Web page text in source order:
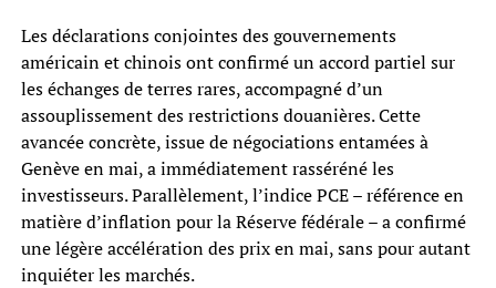
Les déclarations conjointes des gouvernements
américain et chinois ont confirmé un accord partiel sur
les échanges de terres rares, accompagné d’un
assouplissement des restrictions douanières. Cette
avancée concrète, issue de négociations entamées à
Genève en mai, a immédiatement rasséréné les
investisseurs. Parallèlement, l’indice PCE – référence en
matière d’inflation pour la Réserve fédérale – a confirmé
une légère accélération des prix en mai, sans pour autant
inquiéter les marchés.